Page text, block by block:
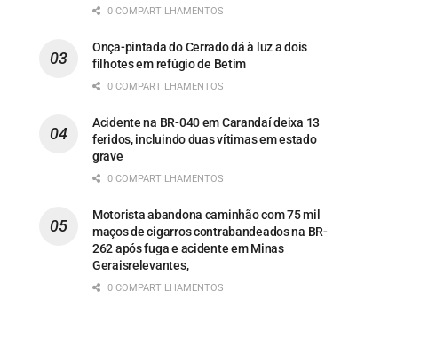
0 COMPARTILHAMENTOS
Onça-pintada do Cerrado dá à luz a dois
filhotes em refúgio de Betim
0 COMPARTILHAMENTOS
Acidente na BR-040 em Carandaí deixa 13
feridos, incluindo duas vítimas em estado
grave
0 COMPARTILHAMENTOS
Motorista abandona caminhão com 75 mil
maços de cigarros contrabandeados na BR-
262 após fuga e acidente em Minas
Geraisrelevantes,
0 COMPARTILHAMENTOS